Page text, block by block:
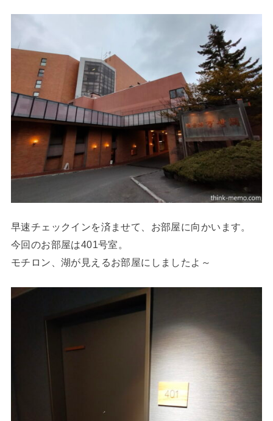
早速チェックインを済ませて、お部屋に向かいます。
今回のお部屋は401号室。
モチロン、湖が見えるお部屋にしましたよ～